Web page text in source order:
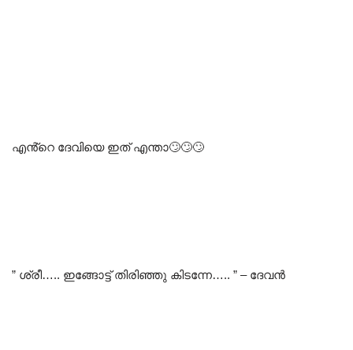
എൻ്റെ ദേവിയെ ഇത് എന്താ🙄🙄🙄
” ശ്രീ….. ഇങ്ങോട്ട് തിരിഞ്ഞു കിടന്നേ….. ” – ദേവൻ